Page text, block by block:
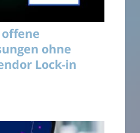
ohne
Lock-in